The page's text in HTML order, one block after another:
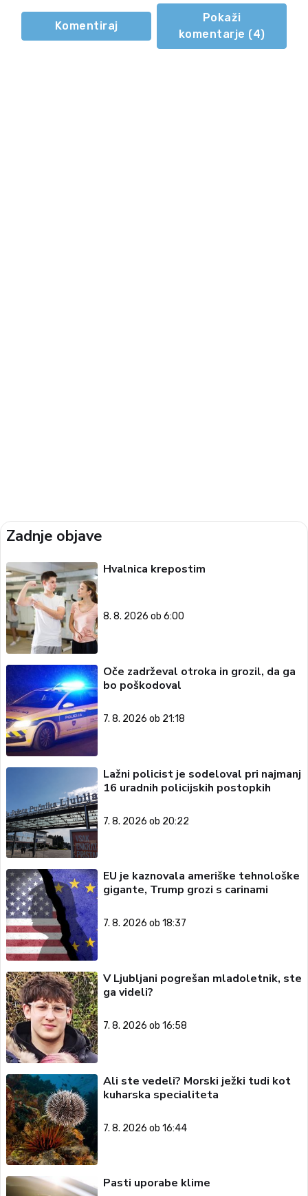
Komentiraj
Pokaži
komentarje (4)
Zadnje objave
Hvalnica krepostim
8. 8. 2026 ob 6:00
Oče zadrževal otroka in grozil, da ga
bo poškodoval
7. 8. 2026 ob 21:18
Lažni policist je sodeloval pri najmanj
16 uradnih policijskih postopkih
7. 8. 2026 ob 20:22
EU je kaznovala ameriške tehnološke
gigante, Trump grozi s carinami
7. 8. 2026 ob 18:37
V Ljubljani pogrešan mladoletnik, ste
ga videli?
7. 8. 2026 ob 16:58
Ali ste vedeli? Morski ježki tudi kot
kuharska specialiteta
7. 8. 2026 ob 16:44
Pasti uporabe klime